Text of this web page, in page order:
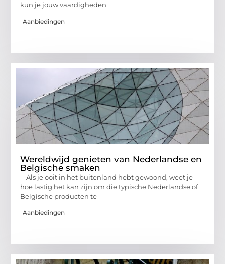
kun je jouw vaardigheden
Aanbiedingen
Wereldwijd genieten van Nederlandse en
Belgische smaken
Als je ooit in het buitenland hebt gewoond, weet je
hoe lastig het kan zijn om die typische Nederlandse of
Belgische producten te
Aanbiedingen